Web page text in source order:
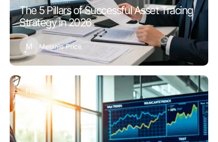
The 5 Pillars of Successful Asset Tracing
Strategy in 2026
M Melanie Price
Finance